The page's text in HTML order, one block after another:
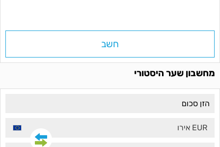
חשב
מחשבון שער היסטורי
EUR אירו